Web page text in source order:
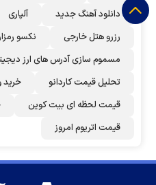
دانلود آهنگ جدید
آلپاری
رزرو هتل خارجی
نکسو
مسموم سازی آدرس های ارز
تحلیل قیمت کاردانو
خرید
قیمت لحظه ای بیت کوین
قیمت اتریوم امروز